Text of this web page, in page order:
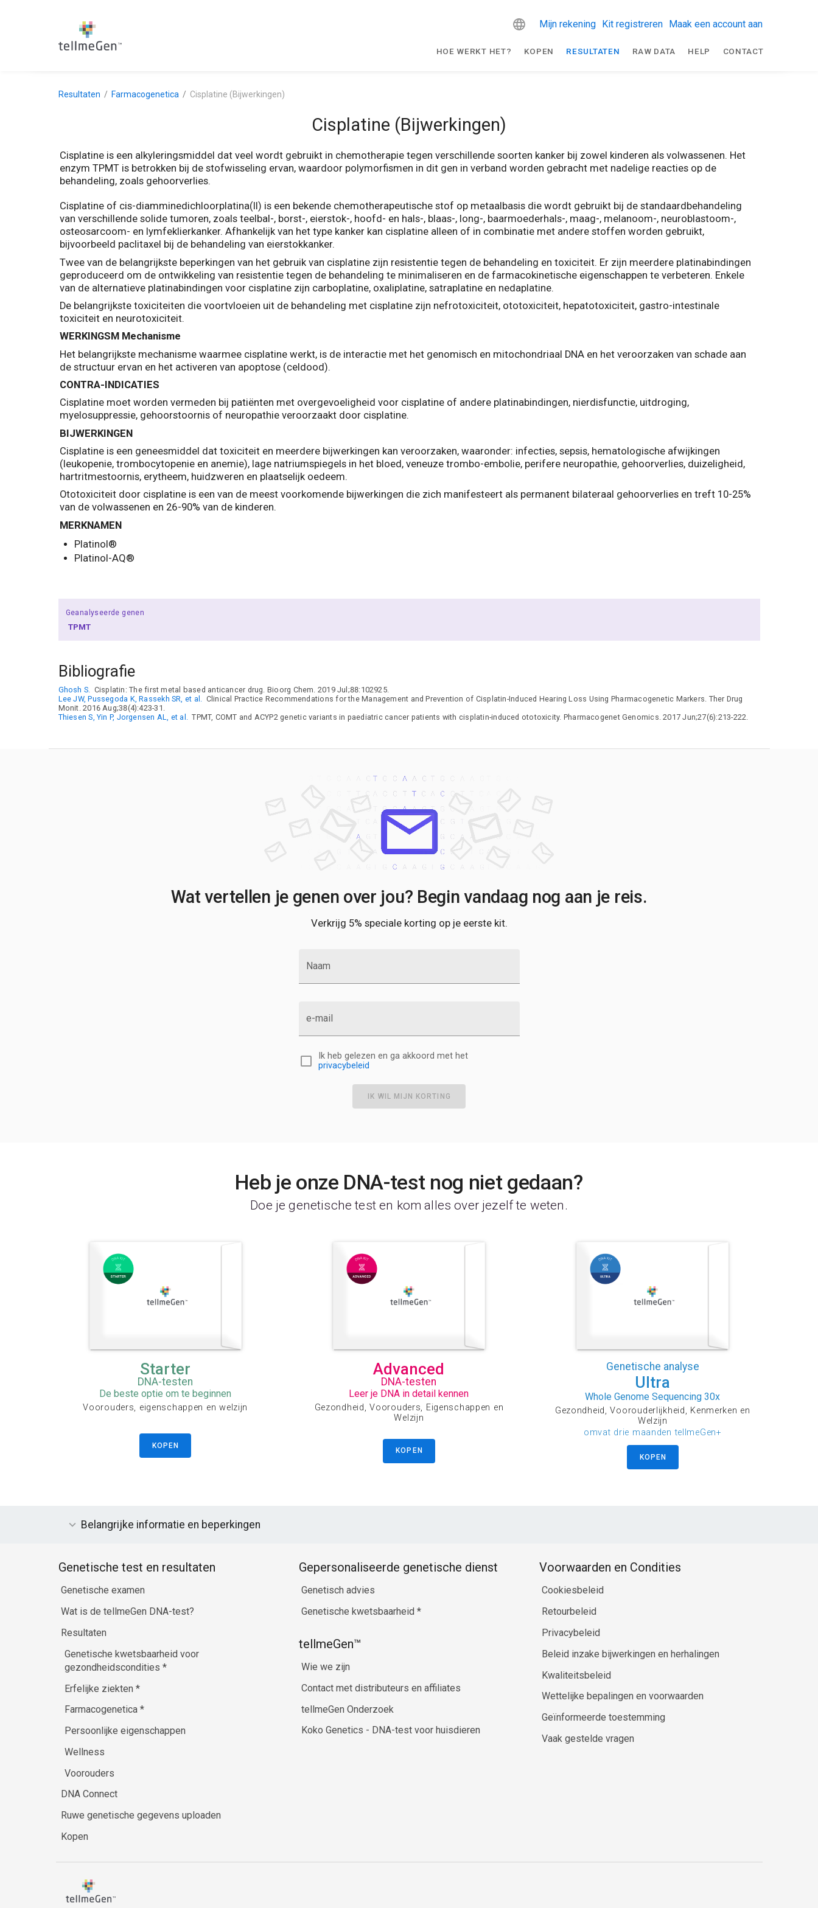
Mijn rekening Kit registreren Maak een account aan
HOE WERKT HET? KOPEN RESULTATEN RAW DATA HELP CONTACT
Resultaten Farmacogenetica Cisplatine (Bijwerkingen)
Cisplatine (Bijwerkingen)
Cisplatine is een alkyleringsmiddel dat veel wordt gebruikt in chemotherapie tegen verschillende soorten kanker bij zowel kinderen als volwassenen. Het
enzym TPMT is betrokken bij de stofwisseling ervan, waardoor polymorfismen in dit gen in verband worden gebracht met nadelige reacties op de
behandeling, zoals gehoorverlies.
Cisplatine of cis-diamminedichloorplatina(II) is een bekende chemotherapeutische stof op metaalbasis die wordt gebruikt bij de standaardbehandeling
van verschillende solide tumoren, zoals teelbal-, borst-, eierstok-, hoofd- en hals-, blaas-, long-, baarmoederhals-, maag-, melanoom-, neuroblastoom-,
osteosarcoom- en lymfeklierkanker. Afhankelijk van het type kanker kan cisplatine alleen of in combinatie met andere stoffen worden gebruikt,
bijvoorbeeld paclitaxel bij de behandeling van eierstokkanker.
Twee van de belangrijkste beperkingen van het gebruik van cisplatine zijn resistentie tegen de behandeling en toxiciteit. Er zijn meerdere platinabindingen
geproduceerd om de ontwikkeling van resistentie tegen de behandeling te minimaliseren en de farmacokinetische eigenschappen te verbeteren. Enkele
van de alternatieve platinabindingen voor cisplatine zijn carboplatine, oxaliplatine, satraplatine en nedaplatine.
De belangrijkste toxiciteiten die voortvloeien uit de behandeling met cisplatine zijn nefrotoxiciteit, ototoxiciteit, hepatotoxiciteit, gastro-intestinale
toxiciteit en neurotoxiciteit.
WERKINGSM Mechanisme
Het belangrijkste mechanisme waarmee cisplatine werkt, is de interactie met het genomisch en mitochondriaal DNA en het veroorzaken van schade aan
de structuur ervan en het activeren van apoptose (celdood).
CONTRA-INDICATIES
Cisplatine moet worden vermeden bij patiënten met overgevoeligheid voor cisplatine of andere platinabindingen, nierdisfunctie, uitdroging,
myelosuppressie, gehoorstoornis of neuropathie veroorzaakt door cisplatine.
BIJWERKINGEN
Cisplatine is een geneesmiddel dat toxiciteit en meerdere bijwerkingen kan veroorzaken, waaronder: infecties, sepsis, hematologische afwijkingen
(leukopenie, trombocytopenie en anemie), lage natriumspiegels in het bloed, veneuze trombo-embolie, perifere neuropathie, gehoorverlies, duizeligheid,
hartritmestoornis, erytheem, huidzweren en plaatselijk oedeem.
Ototoxiciteit door cisplatine is een van de meest voorkomende bijwerkingen die zich manifesteert als permanent bilateraal gehoorverlies en treft 10-25%
van de volwassenen en 26-90% van de kinderen.
MERKNAMEN
Platinol®
Platinol-AQ®
Geanalyseerde genen
TPMT
Bibliografie
Ghosh S.
Cisplatin: The first metal based anticancer drug. Bioorg Chem. 2019 Jul;88:102925.
Lee JW, Pussegoda K, Rassekh SR, et al.
Clinical Practice Recommendations for the Management and Prevention of Cisplatin-Induced Hearing Loss Using Pharmacogenetic Markers. Ther Drug
Monit. 2016 Aug;38(4):423-31.
Thiesen S, Yin P, Jorgensen AL, et al.
TPMT, COMT and ACYP2 genetic variants in paediatric cancer patients with cisplatin-induced ototoxicity. Pharmacogenet Genomics. 2017 Jun;27(6):213-222.
Wat vertellen je genen over jou? Begin vandaag nog aan je reis.
Verkrijg 5% speciale korting op je eerste kit.
Naam
e-mail
Ik heb gelezen en ga akkoord met het
privacybeleid
IK WIL MIJN KORTING
Heb je onze DNA-test nog niet gedaan?
Doe je genetische test en kom alles over jezelf te weten.
Starter
DNA-testen
De beste optie om te beginnen
Voorouders, eigenschappen en welzijn
KOPEN
Advanced
DNA-testen
Leer je DNA in detail kennen
Gezondheid, Voorouders, Eigenschappen en
Welzijn
KOPEN
Genetische analyse
Ultra
Whole Genome Sequencing 30x
Gezondheid, Voorouderlijkheid, Kenmerken en
Welzijn
omvat drie maanden tellmeGen+
KOPEN
Belangrijke informatie en beperkingen
Genetische test en resultaten
Genetische examen
Wat is de tellmeGen DNA-test?
Resultaten
Genetische kwetsbaarheid voor
gezondheidscondities *
Erfelijke ziekten *
Farmacogenetica *
Persoonlijke eigenschappen
Wellness
Voorouders
DNA Connect
Ruwe genetische gegevens uploaden
Kopen
Gepersonaliseerde genetische dienst
Genetisch advies
Genetische kwetsbaarheid *
tellmeGen™
Wie we zijn
Contact met distributeurs en affiliates
tellmeGen Onderzoek
Koko Genetics - DNA-test voor huisdieren
Voorwaarden en Condities
Cookiesbeleid
Retourbeleid
Privacybeleid
Beleid inzake bijwerkingen en herhalingen
Kwaliteitsbeleid
Wettelijke bepalingen en voorwaarden
Geïnformeerde toestemming
Vaak gestelde vragen